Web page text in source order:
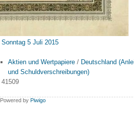
Sonntag 5 Juli 2015
Aktien und Wertpapiere/ Deutschland
und Schuldverschreibungen)
41509
Powered by Piwigo